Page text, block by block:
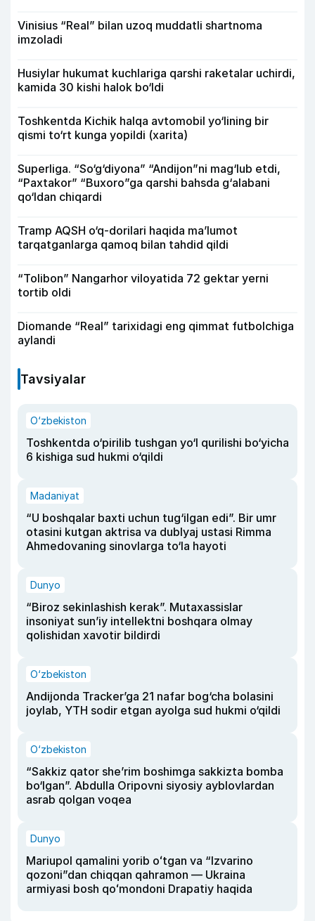
Vinisius “Real” bilan uzoq muddatli shartnoma
imzoladi
Husiylar hukumat kuchlariga qarshi raketalar uchirdi,
kamida 30 kishi halok bo‘ldi
Toshkentda Kichik halqa avtomobil yo‘lining bir
qismi to‘rt kunga yopildi (xarita)
Superliga. “So‘g‘diyona” “Andijon”ni mag‘lub etdi,
“Paxtakor” “Buxoro”ga qarshi bahsda g‘alabani
qo‘ldan chiqardi
Tramp AQSH o‘q-dorilari haqida ma’lumot
tarqatganlarga qamoq bilan tahdid qildi
“Tolibon” Nangarhor viloyatida 72 gektar yerni
tortib oldi
Diomande “Real” tarixidagi eng qimmat futbolchiga
aylandi
Tavsiyalar
O‘zbekiston
Toshkentda o‘pirilib tushgan yo‘l qurilishi bo‘yicha
6 kishiga sud hukmi o‘qildi
Madaniyat
“U boshqalar baxti uchun tug‘ilgan edi”. Bir umr
otasini kutgan aktrisa va dublyaj ustasi Rimma
Ahmedovaning sinovlarga to‘la hayoti
Dunyo
“Biroz sekinlashish kerak”. Mutaxassislar
insoniyat sun’iy intellektni boshqara olmay
qolishidan xavotir bildirdi
O‘zbekiston
Andijonda Tracker’ga 21 nafar bog‘cha bolasini
joylab, YTH sodir etgan ayolga sud hukmi o‘qildi
O‘zbekiston
“Sakkiz qator she’rim boshimga sakkizta bomba
bo‘lgan”. Abdulla Oripovni siyosiy ayblovlardan
asrab qolgan voqea
Dunyo
Mariupol qamalini yorib oʻtgan va “Izvarino
qozoni”dan chiqqan qahramon — Ukraina
armiyasi bosh qoʻmondoni Drapatiy haqida